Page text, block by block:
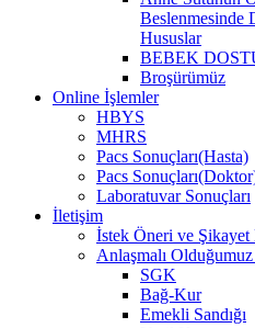
Beslenmesinde
Hususlar
BEBEK
Broşürümüz
Online İşlemler
HBYS
MHRS
Pacs Sonuçları(Hasta)
Pacs
Laboratuvar Sonuçları
İletişim
İstek Öneri ve
Anlaşmalı
SGK
Bağ-Kur
Emekli Sandığı